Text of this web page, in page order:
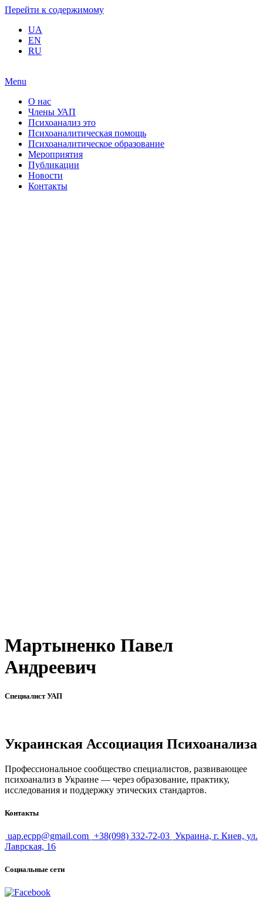
Перейти к содержимому
UA
EN
RU
Menu
О нас
Члены УАП
Психоанализ это
Психоаналитическая помощь
Психоаналитическое образование
Мероприятия
Публикации
Новости
Контакты
Мартыненко Павел
Андреевич
Специалист УАП
Украинская Ассоциация Психоанализа
Профессиональное сообщество специалистов, развивающее
психоанализ в Украине — через образование, практику,
исследования и поддержку этических стандартов.
Контакты
uap.ecpp@gmail.com +38(098) 332-72-03 Украина, г. Киев, ул.
Лаврская, 16
Социальные сети